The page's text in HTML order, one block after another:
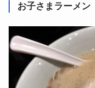
お子さまラーメン